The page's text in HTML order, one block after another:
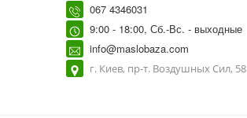
067 4346031
9:00 - 18:00, Сб.-Вс. - выходные
info@maslobaza.com
г. Киев, пр-т. Воздушных Сил, 58